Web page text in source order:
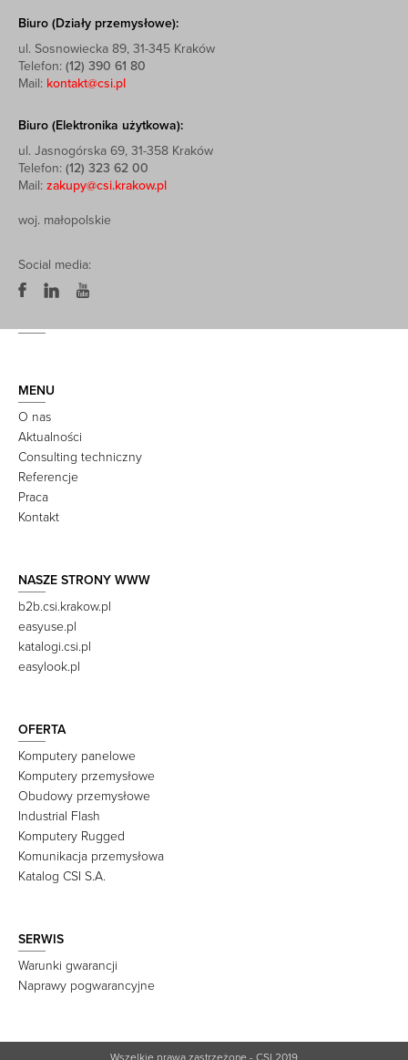
Biuro (Działy przemysłowe):
ul. Sosnowiecka 89, 31-345 Kraków
Telefon: (12) 390 61 80
Mail: kontakt@csi.pl
Biuro (Elektronika użytkowa):
ul. Jasnogórska 69, 31-358 Kraków
Telefon: (12) 323 62 00
Mail: zakupy@csi.krakow.pl
woj. małopolskie
Social media:
MENU
O nas
Aktualności
Consulting techniczny
Referencje
Praca
Kontakt
NASZE STRONY WWW
b2b.csi.krakow.pl
easyuse.pl
katalogi.csi.pl
easylook.pl
OFERTA
Komputery panelowe
Komputery przemysłowe
Obudowy przemysłowe
Industrial Flash
Komputery Rugged
Komunikacja przemysłowa
Katalog CSI S.A.
SERWIS
Warunki gwarancji
Naprawy pogwarancyjne
Wszelkie prawa zastrzeżone - CSI 2019